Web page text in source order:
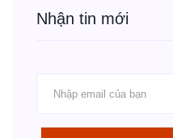
Nhận tin mới